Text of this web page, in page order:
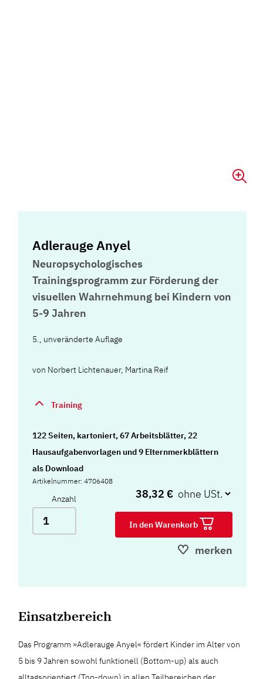
Adlerauge Anyel
Neuropsychologisches
Trainingsprogramm zur Förderung der
visuellen Wahrnehmung bei Kindern von
5-9 Jahren
5., unveränderte Auflage
von Norbert Lichtenauer, Martina Reif
Training
122 Seiten, kartoniert, 67 Arbeitsblätter, 22
Hausaufgabenvorlagen und 9 Elternmerkblättern
als Download
Artikelnummer: 4706408
Anzahl 38,32 €
In den Warenkorb
merken
Einsatzbereich
Das Programm »Adlerauge Anyel« fördert Kinder im Alter von
5 bis 9 Jahren sowohl funktionell (Bottom-up) als auch